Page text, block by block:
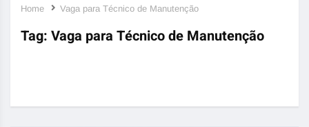
Home Vaga para Técnico de Manutenção
Tag: Vaga para Técnico de Manutenção